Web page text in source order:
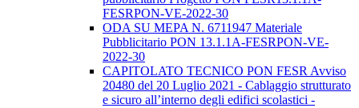
FESRPON-VE-2022-30
ODA SU MEPA N. 6711947 Materiale
Pubblicitario PON 13.1.1A-FESRPON-VE-
2022-30
CAPITOLATO TECNICO PON FESR Avviso
20480 del 20 Luglio 2021 - Cablaggio strutturato
e sicuro all’interno degli edifici scolastici -